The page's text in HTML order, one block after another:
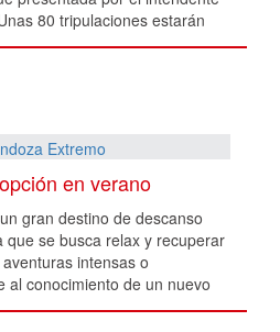
80 tripulaciones estarán
combina dos pasi
en verano
gran destino de descanso
que se busca relax y recuperar
intensas o
al conocimiento de un nuevo